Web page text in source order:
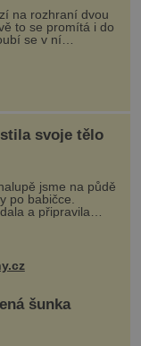
na rozhraní dvou
to se promítá i do
se v ní
chutě a díky tomu
a chuťově bohaté
st...
svoje tělo
jsme na půdě
po babičce.
a připravila
Zimní pobyt
mě vlastní vinou
na kt...
šunka